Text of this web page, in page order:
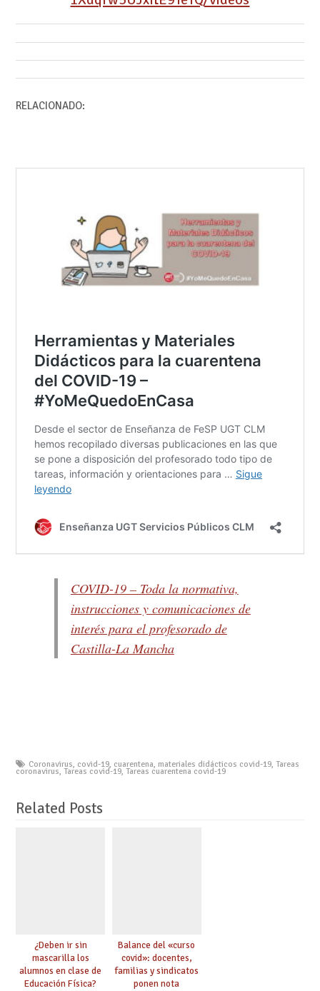
RELACIONADO:
COVID-19 – Toda la normativa,
instrucciones y comunicaciones de
interés para el profesorado de
Castilla-La Mancha
Coronavirus, covid-19, cuarentena, materiales didácticos covid-19, Tareas
coronavirus, Tareas covid-19, Tareas cuarentena covid-19
Related Posts
¿Deben ir sin
mascarilla los
alumnos en clase de
Educación Física?
Balance del «curso
covid»: docentes,
familias y sindicatos
ponen nota